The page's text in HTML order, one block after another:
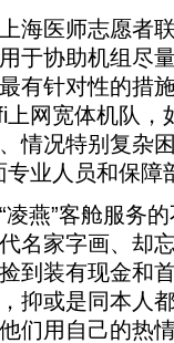
医师志愿者
于协助机组尽
有针对性的措
网宽体机队，
情况特别复杂
业人员和保障
燕”客舱服务的
名家字画、却
到装有现金和
抑或是同本人
用自己的热